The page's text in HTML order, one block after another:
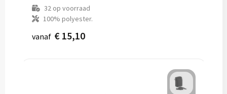
32op voorraad
100% polyester.
vanaf € 15,10